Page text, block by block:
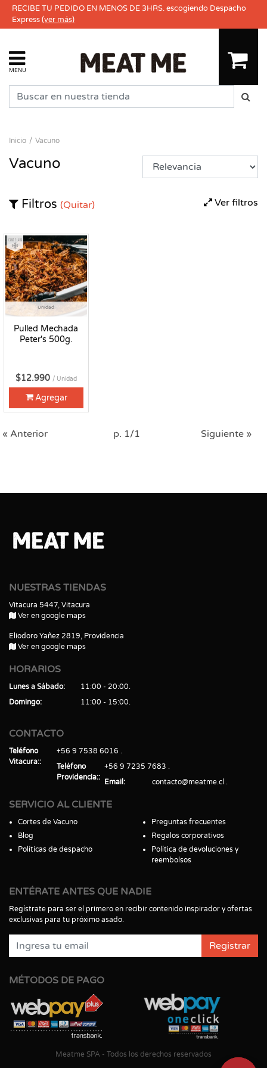
RECIBE TU PEDIDO EN MENOS DE 3HRS. escogiendo Despacho
Express(ver más)
MENU
Inicio Vacuno
Vacuno
Ver filtros
Filtros (Quitar)
Unidad
Pulled Mechada
Peter's 500g.
Congelado
$12.990 / Unidad
Agregar
« Anterior p. 1/1 Siguiente »
NUESTRAS TIENDAS
Vitacura 5447, Vitacura
Ver en google maps
Eliodoro Yañez 2819, Providencia
Ver en google maps
HORARIOS
Lunes a Sábado
11:00 - 20:00
Domingo
11:00 - 15:00
CONTACTO
Teléfono
Vitacura:
+56 9 7538 6016
Teléfono
Providencia:
+56 9 7235 7683
Email
contacto@meatme.cl
SERVICIO AL CLIENTE
Cortes de Vacuno
Blog
Políticas de despacho
Preguntas frecuentes
Regalos corporativos
Política de devoluciones y
reembolsos
ENTÉRATE ANTES QUE NADIE
Regístrate para ser el primero en recibir contenido inspirador y ofertas
exclusivas para tu próximo asado.
Registrar
MÉTODOS DE PAGO
Meatme SPA - Todos los derechos reservados